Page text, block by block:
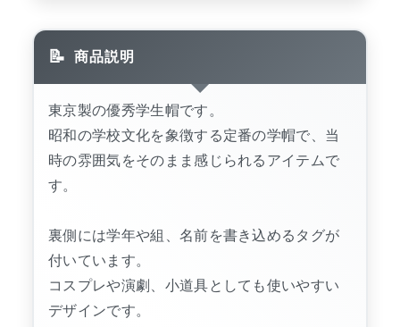
商品説明
東京製の優秀学生帽です。
昭和の学校文化を象徴する定番の学帽で、当
時の雰囲気をそのまま感じられるアイテムで
す。
裏側には学年や組、名前を書き込めるタグが
付いています。
コスプレや演劇、小道具としても使いやすい
デザインです。